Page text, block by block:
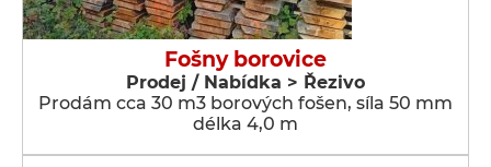
Fošny borovice
Prodej / Nabídka > Řezivo
Prodám cca 30 m3 borových fošen, síla 50 mm
délka 4,0 m